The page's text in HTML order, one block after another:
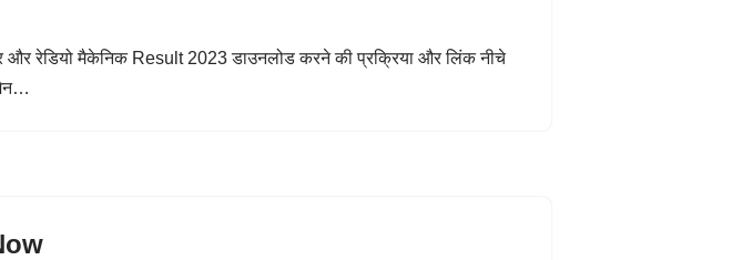
रेडियो मैकेनिक Result 2023 डाउनलोड करने की प्रक्रिया और लिंक नीचे